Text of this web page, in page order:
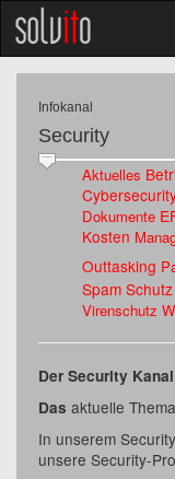
Infokanal
Security
Aktuelles
Dokumente
Kosten
Outtasking
Spam Schutz
Virenschutz
Der Security Kanal
Das aktuelle
In unserem
unsere Security-